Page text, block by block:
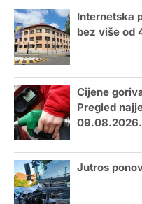
Internetska
bez više od
Cijene
Pregled
Jutros